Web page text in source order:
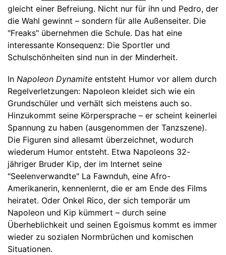
gleicht einer Befreiung. Nicht nur für ihn und Pedro, der
die Wahl gewinnt – sondern für alle Außenseiter. Die
"Freaks" übernehmen die Schule. Das hat eine
interessante Konsequenz: Die Sportler und
Schulschönheiten sind nun in der Minderheit.
In Napoleon Dynamite entsteht Humor vor allem durch
Regelverletzungen: Napoleon kleidet sich wie ein
Grundschüler und verhält sich meistens auch so.
Hinzukommt seine Körpersprache – er scheint keinerlei
Spannung zu haben (ausgenommen der Tanzszene).
Die Figuren sind allesamt überzeichnet, wodurch
wiederum Humor entsteht. Etwa Napoleons 32-
jähriger Bruder Kip, der im Internet seine
"Seelenverwandte" La Fawnduh, eine Afro-
Amerikanerin, kennenlernt, die er am Ende des Films
heiratet. Oder Onkel Rico, der sich temporär um
Napoleon und Kip kümmert – durch seine
Überheblichkeit und seinen Egoismus kommt es immer
wieder zu sozialen Normbrüchen und komischen
Situationen.